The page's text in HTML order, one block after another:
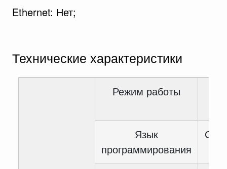
Ethernet: Нет;
Технические характеристики
Режим работы
Язык
программирования